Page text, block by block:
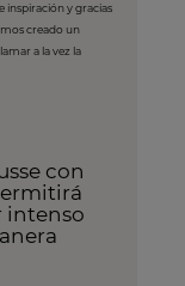
inspiración y gracias
creado un
a la vez la
con
intenso